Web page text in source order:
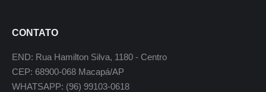
CONTATO
END: Rua Hamilton Silva, 1180 - Centro
CEP: 68900-068 Macapá/AP
WHATSAPP: (96) 99103-0618